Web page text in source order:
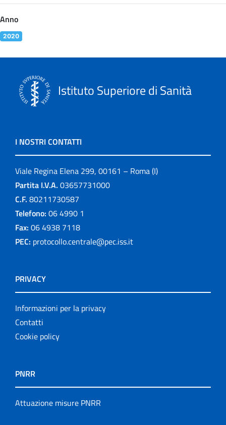
Anno
2020
Istituto Superiore di Sanità
I NOSTRI CONTATTI
Viale Regina Elena 299, 00161 – Roma (I)
Partita I.V.A. 03657731000
C.F. 80211730587
Telefono: 06 4990 1
Fax: 06 4938 7118
PEC: protocollo.centrale@pec.iss.it
PRIVACY
Informazioni per la privacy
Contatti
Cookie policy
PNRR
Attuazione misure PNRR